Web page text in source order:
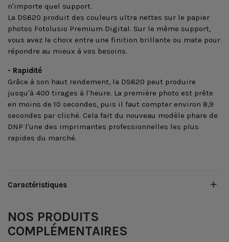
n'importe quel support.
La DS620 produit des couleurs ultra nettes sur le papier
photos Fotolusio Premium Digital. Sur le même support,
vous avez le choix entre une finition brillante ou mate pour
répondre au mieux à vos besoins.
- Rapidité
Grâce à son haut rendement, la DS620 peut produire
jusqu'à 400 tirages à l'heure. La première photo est prête
en moins de 10 secondes, puis il faut compter environ 8,9
secondes par cliché. Cela fait du nouveau modèle phare de
DNP l'une des imprimantes professionnelles les plus
rapides du marché.
Caractéristiques
NOS PRODUITS
COMPLÉMENTAIRES